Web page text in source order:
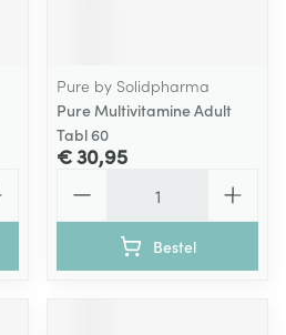
Pure by Solidpharma
Pure Multivitamine Adult
Tabl 60
€ 30,95
Bestel